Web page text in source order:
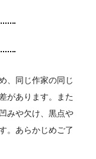
、同じ作家の同じ
があります。また
みや欠け、黒点や
。あらかじめご了